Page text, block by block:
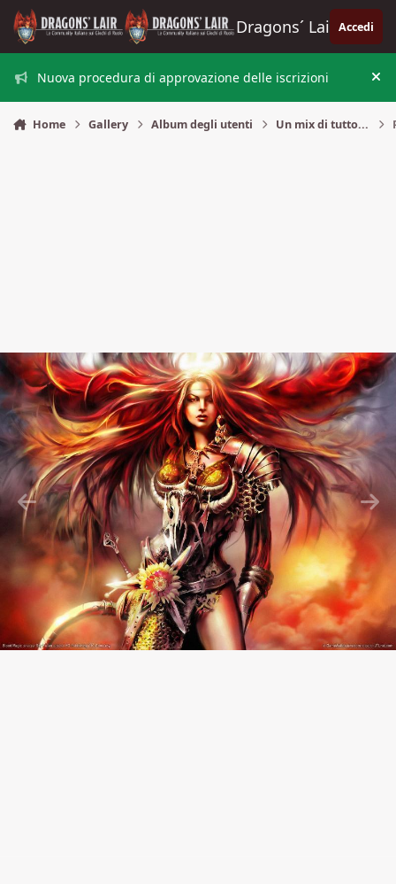
Vai al contenuto
Dragons´ Lair Accedi
Nuova procedura di approvazione delle iscrizioni
Home Gallery Album degli utenti Un mix di tutto...